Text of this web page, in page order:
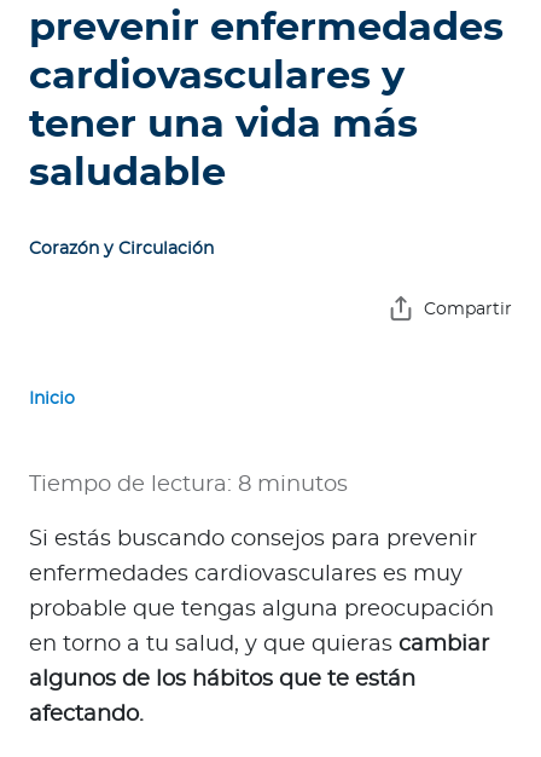
n
prevenir enfermedades
cardiovasculares y
tener una vida más
saludable
Corazón y Circulación
Compartir
Inicio
Tiempo de lectura: 8 minutos
Si estás buscando consejos para prevenir
enfermedades cardiovasculares es muy
probable que tengas alguna preocupación
en torno a tu salud, y que quieras cambiar
algunos de los hábitos que te están
afectando.